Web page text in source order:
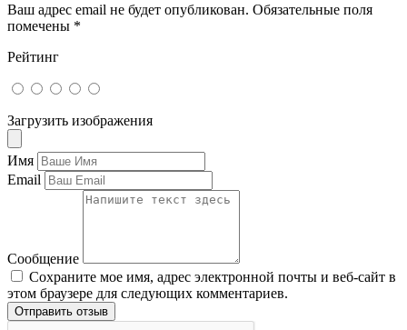
Ваш адрес email не будет опубликован. Обязательные поля
помечены *
Рейтинг
Загрузить изображения
Имя
Email
Сообщение
Сохраните мое имя, адрес электронной почты и веб-сайт в
этом браузере для следующих комментариев.
Отправить отзыв